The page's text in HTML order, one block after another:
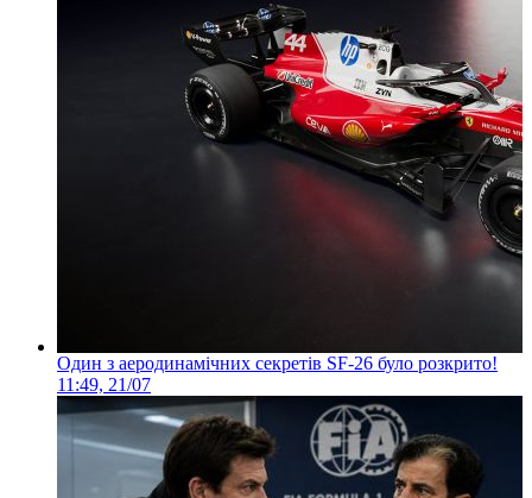
Один з аеродинамічних секретів SF-26 було розкрито!
11:49, 21/07